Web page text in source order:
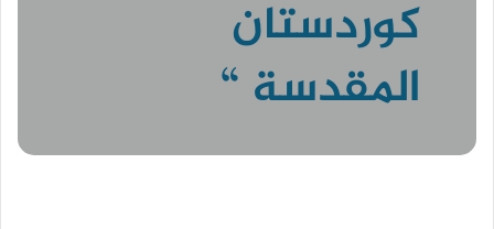
كوردستان
المقدسة “